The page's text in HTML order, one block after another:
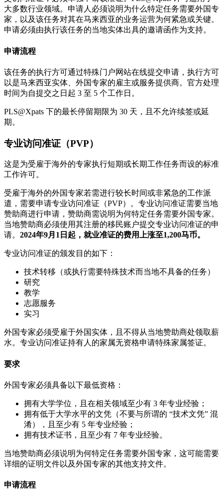
大多数行业领域。申请人必须说明为什么特定任务需要外国专
家，以及该任务对其在马来西亚的业务运营为何紧急或关键。
申请必须由执行该任务的当地实体出具的邀请函作为支持。
申请流程
该任务的执行方可通过特殊门户网站在线提交申请，执行方可
以是马来西亚实体、外国专家的雇主或服务提供商。官方处理
时间为自提交之日起 3 至 5 个工作日。
PLS@Xpats 下的最长停留期限为 30 天，且不允许续签或延
期。
专业访问准证（PVP）
这是为受雇于海外的专家执行短期或长期工作任务而设的标准
工作许可。
受雇于海外的外国专家若需进行较长时间或非紧急的工作派
遣，需要申请专业访问准证（PVP）。专业访问准证需要当地
赞助商进行申请，赞助商需说明为何特定任务需要外国专家。
当地赞助商必须使用其注册的移民账户提交专业访问准证的申
请。 2024年9月1日起，就业准证的费用上涨至1,200马币。
专业访问准证的颁发目的如下：
技术转移（或执行需要特殊技术而当地不具备的任务）
研究
教学
志愿服务
实习
外国专家必须受雇于外国实体，且不得从当地赞助商处领取薪
水。专业访问准证持有人的家属无资格申请特殊家属签证。
要求
外国专家必须具备以下最低资格：
拥有大学学位，且在相关领域至少有 3 年专业经验；
拥有低于大学水平的文凭（不要与所谓的 “技术文凭” 混
淆），且至少有 5 年专业经验；
拥有技术证书，且至少有 7 年专业经验。
当地赞助商必须说明为何特定任务需要外国专家，这可能需要
详细的证明文件以及外国专家的其他支持文件。
申请流程